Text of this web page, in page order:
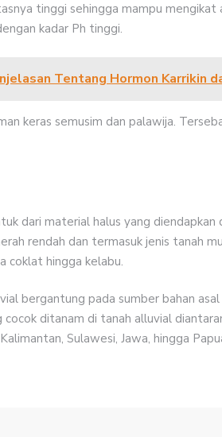
tinggi sehingga mampu mengikat
kadar Ph tinggi.
Tentang Hormon Karrikin
keras semusim dan palawija.
dari material halus yang diendapkan
rendah dan termasuk jenis tanah
coklat hingga kelabu.
bergantung pada sumber bahan
cocok ditanam di tanah alluvial
Sulawesi, Jawa, hingga